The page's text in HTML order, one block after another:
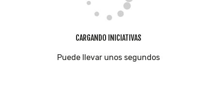
CARGANDO INICIATIVAS
Puede llevar unos segundos